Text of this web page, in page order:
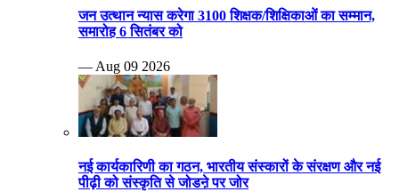
जन उत्थान न्यास करेगा 3100 शिक्षक/शिक्षिकाओं का सम्मान,
समारोह 6 सितंबर को
— Aug 09 2026
नई कार्यकारिणी का गठन, भारतीय संस्कारों के संरक्षण और नई
पीढ़ी को संस्कृति से जोडऩे पर जोर